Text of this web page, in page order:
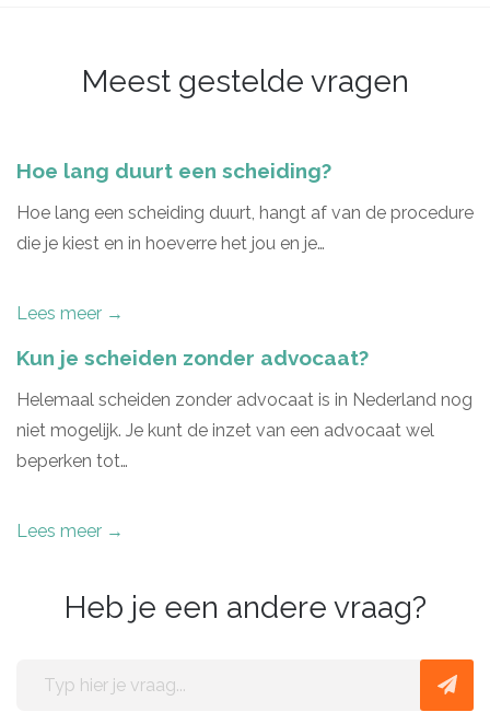
Meest gestelde vragen
Hoe lang duurt een scheiding?
Hoe lang een scheiding duurt, hangt af van de procedure
die je kiest en in hoeverre het jou en je…
Lees meer →
Kun je scheiden zonder advocaat?
Helemaal scheiden zonder advocaat is in Nederland nog
niet mogelijk. Je kunt de inzet van een advocaat wel
beperken tot…
Lees meer →
Heb je een andere vraag?